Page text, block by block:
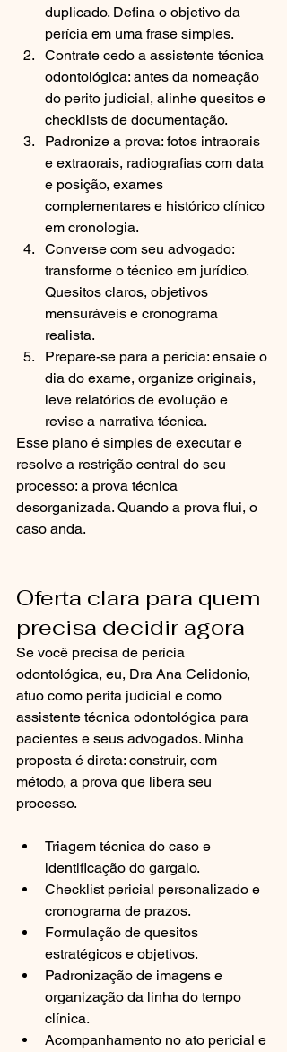
duplicado. Defina o objetivo da
perícia em uma frase simples.
Contrate cedo a assistente técnica
odontológica: antes da nomeação
do perito judicial, alinhe quesitos e
checklists de documentação.
Padronize a prova: fotos intraorais
e extraorais, radiografias com data
e posição, exames
complementares e histórico clínico
em cronologia.
Converse com seu advogado:
transforme o técnico em jurídico.
Quesitos claros, objetivos
mensuráveis e cronograma
realista.
Prepare-se para a perícia: ensaie o
dia do exame, organize originais,
leve relatórios de evolução e
revise a narrativa técnica.
Esse plano é simples de executar e
resolve a restrição central do seu
processo: a prova técnica
desorganizada. Quando a prova flui, o
caso anda.
Oferta clara para quem
precisa decidir agora
Se você precisa de perícia
odontológica, eu, Dra Ana Celidonio,
atuo como perita judicial e como
assistente técnica odontológica para
pacientes e seus advogados. Minha
proposta é direta: construir, com
método, a prova que libera seu
processo.
Triagem técnica do caso e
identificação do gargalo.
Checklist pericial personalizado e
cronograma de prazos.
Formulação de quesitos
estratégicos e objetivos.
Padronização de imagens e
organização da linha do tempo
clínica.
Acompanhamento no ato pericial e